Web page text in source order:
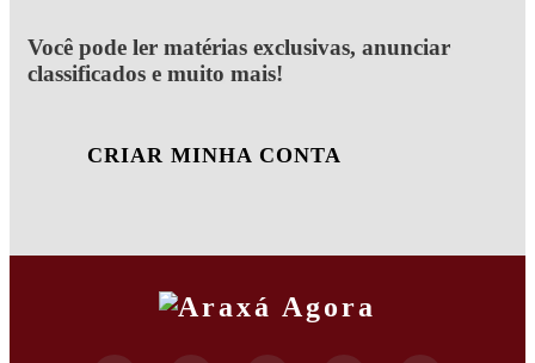
Você pode ler matérias exclusivas, anunciar
classificados e muito mais!
CRIAR MINHA CONTA